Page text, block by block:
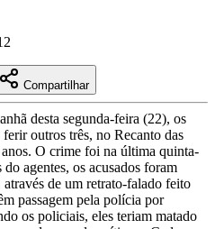
Compartilhar
desta segunda-feira (22), os
outros três, no Recanto das
O crime foi na última quinta-
agentes, os acusados foram
de um retrato-falado feito
passagem pela polícia por
os policiais, eles teriam matado